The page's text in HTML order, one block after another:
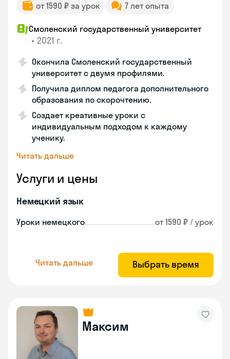
от 1590 ₽ за урок 7 лет опыта
Смоленский государственный университет
• 2021 г.
Окончила Смоленский государственный
университет с двумя профилями.
Получила диплом педагога дополнительного
образования по скорочтению.
Создает креативные уроки с
индивидуальным подходом к каждому
ученику.
Читать дальше
Услуги и цены
Немецкий язык
Уроки немецкого от 1590 ₽ / урок
Читать дальше Выбрать время
Максим